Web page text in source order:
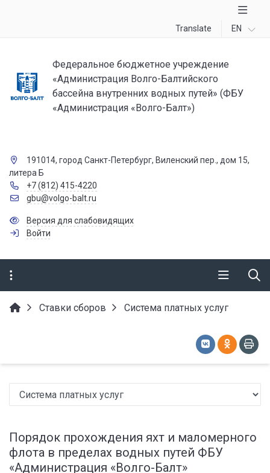
Translate EN
Федеральное бюджетное учреждение
«Администрация Волго-Балтийского
бассейна внутренних водных путей» (ФБУ
«Администрация «Волго-Балт»)
191014, город Санкт-Петербург, Виленский пер., дом 15,
литера Б
+7 (812) 415-4220
gbu@volgo-balt.ru
Версия для слабовидящих
Войти
Ставки сборов Система платных услуг
Порядок прохождения яхт и маломерного
флота в пределах водных путей ФБУ
«Администрация «Волго-Балт»